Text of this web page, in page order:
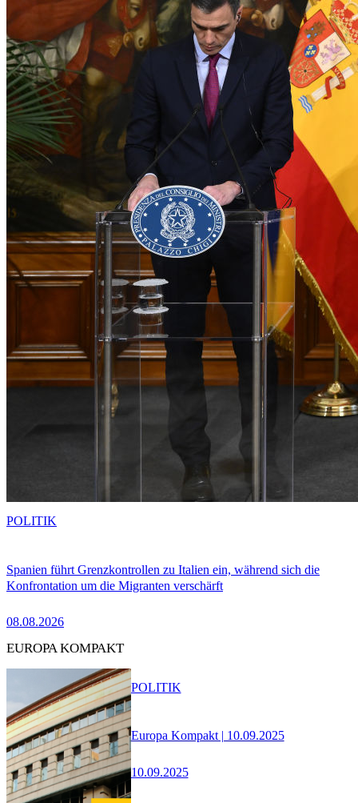
Spanien führt Grenzkontrollen zu Italien ein, während sich die
Konfrontation um die Migranten verschärft
08.08.2026
POLITIK
EUROPA KOMPAKT
Europa Kompakt | 10.09.2025
10.09.2025
POLITIK